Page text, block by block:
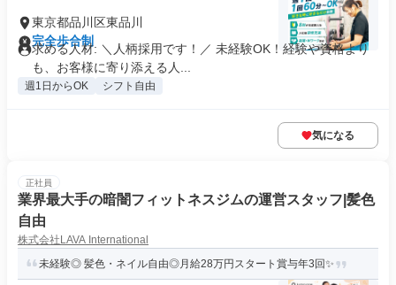
東京都品川区東品川
完全歩合制
求める人材: ＼人柄採用です！／ 未経験OK！経験や資格より
も、お客様に寄り添える人...
週1日からOK シフト自由
気になる
正社員
業界最大手の暗闇フィットネスジムの運営スタッフ|髪色
自由
株式会社LAVA International
未経験◎ 髪色・ネイル自由◎月給28万円スタート賞与年3回✨